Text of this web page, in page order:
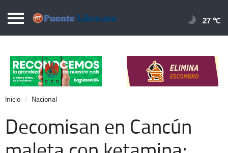
Puentelibre.mx
Local
Nacional
Opinión
Cronos
Economía
27 ℃
Inicio Nacional
Decomisan en Cancún